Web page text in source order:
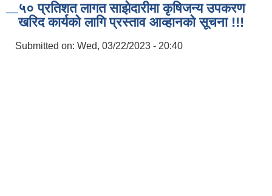
५० प्रतिशत लागत साझेदारीमा कृषिजन्य उपकरण
खरिद कार्यको लागि प्रस्ताव आव्हानको सूचना !!!
Submitted on: Wed, 03/22/2023 - 20:40